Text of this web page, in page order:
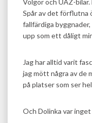
Spår av det förflutna
fallfärdiga
upp som ett dåligt
Jag har alltid varit
jag mött några av de
på platser som ser
Och Dolinka var